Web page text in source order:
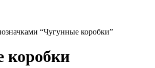
“Чугунные коробки”
коробки